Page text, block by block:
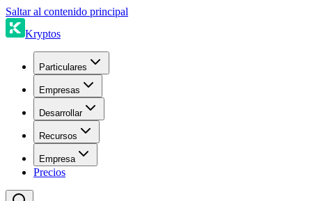
Saltar al contenido principal
Kryptos
Particulares
Empresas
Desarrollar
Recursos
Empresa
Precios